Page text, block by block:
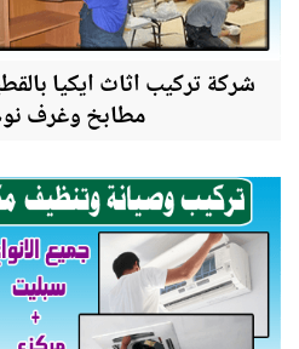
شركة تركيب اثاث ايكيا
مطابخ وغرف